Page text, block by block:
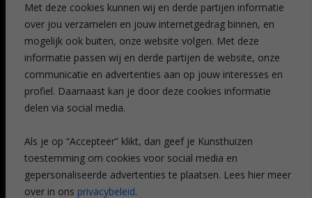
Met deze cookies kunnen wij en derde partijen informatie
over jou verzamelen en jouw internetgedrag binnen, en
mogelijk ook buiten, onze website volgen. Met deze
informatie passen wij en derde partijen de website, onze
communicatie en advertenties aan op jouw interesses en
profiel. Daarnaast kan je door deze cookies informatie
delen via social media.
Als je op “Accepteer” klikt, dan geef je Kunsthuizen
toestemming om cookies voor social media en
gepersonaliseerde advertenties te plaatsen. Lees hier meer
over in ons privacybeleid.
Leiden
Amsterdam
Breda
Favorieten
Mijn art alert
NIEUWSBRIEF